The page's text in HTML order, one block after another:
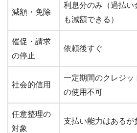
減額・免除
利息分のみ（過払い
も減額できる）
催促・請求
の停止
依頼後すぐ
社会的信用
一定期間のクレジッ
の使用不可
任意整理の
対象
支払い能力はあるが